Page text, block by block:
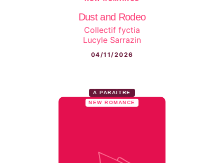
Dust and Rodeo
Collectif fyctia
Lucyle Sarrazin
04/11/2026
À PARAÎTRE
NEW ROMANCE